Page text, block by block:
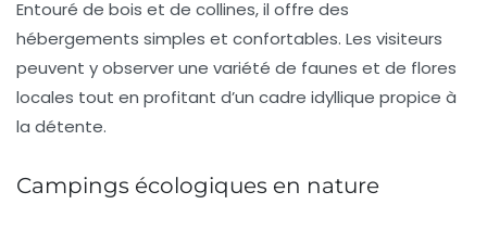
Entouré de bois et de collines, il offre des
hébergements simples et confortables. Les visiteurs
peuvent y observer une variété de faunes et de flores
locales tout en profitant d’un cadre idyllique propice à
la détente.
Campings écologiques en nature